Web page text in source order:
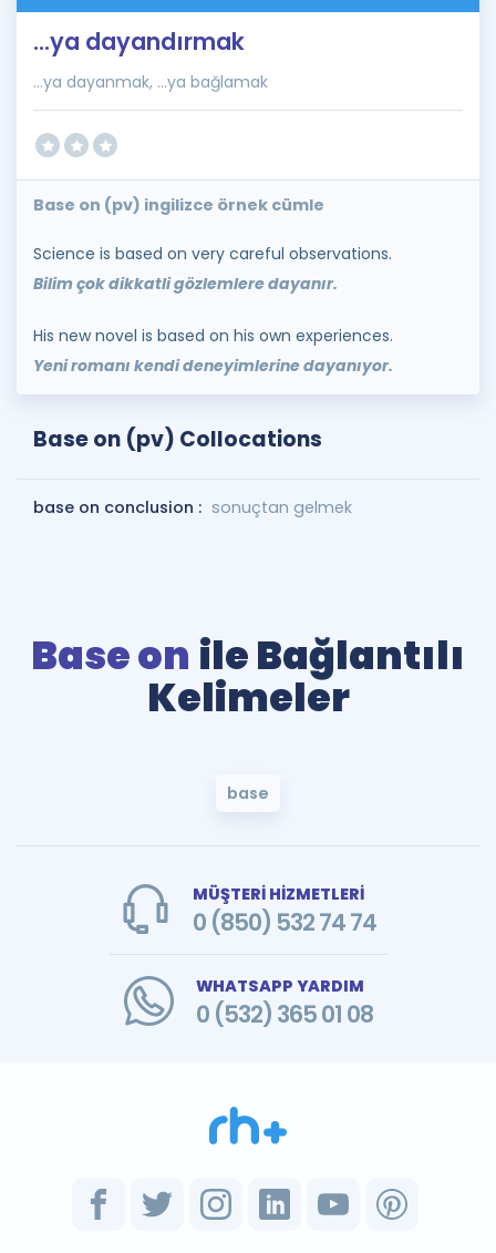
İngilizce Gramer
...ya dayandırmak
...ya dayanmak, ...ya bağlamak
Base on (pv) ingilizce örnek cümle
Science is based on very careful observations.
Bilim çok dikkatli gözlemlere dayanır.
His new novel is based on his own experiences.
Yeni romanı kendi deneyimlerine dayanıyor.
Base on (pv) Collocations
base on conclusion : sonuçtan gelmek
Base on ile Bağlantılı
Kelimeler
base
MÜŞTERİ HİZMETLERİ
0 (850) 532 74 74
WHATSAPP YARDIM
0 (532) 365 01 08